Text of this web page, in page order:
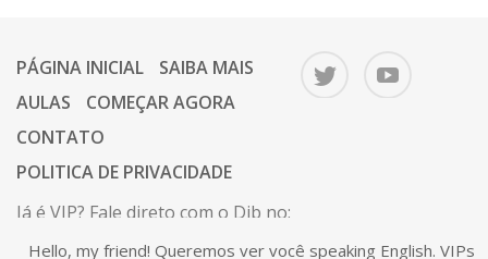
PÁGINA INICIAL
SAIBA MAIS
AULAS
COMEÇAR AGORA
CONTATO
POLITICA DE PRIVACIDADE
Já é VIP? Fale direto com o Dib no:
Hello, my friend! Queremos ver você speaking English. VIPs